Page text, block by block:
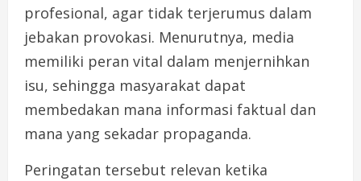
profesional, agar tidak terjerumus dalam
jebakan provokasi. Menurutnya, media
memiliki peran vital dalam menjernihkan
isu, sehingga masyarakat dapat
membedakan mana informasi faktual dan
mana yang sekadar propaganda.
Peringatan tersebut relevan ketika